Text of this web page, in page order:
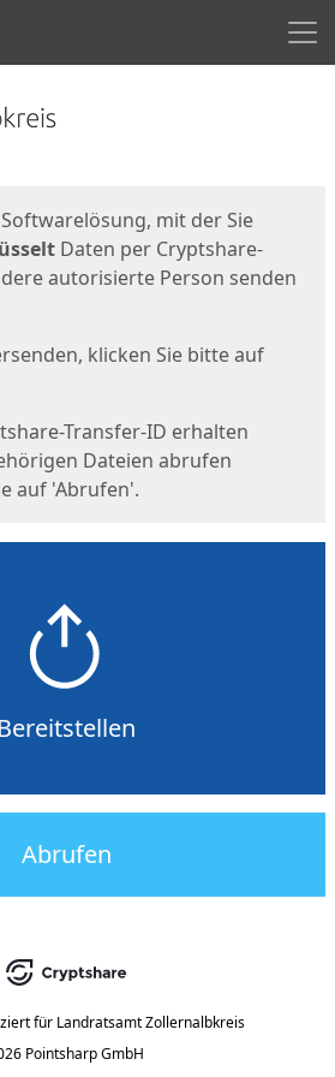
mit der Sie
Daten per Cryptshare-
autorisierte Person senden
klicken Sie bitte auf
Transfer-ID erhalten
Dateien abrufen
auf 'Abrufen'.
Bereitstellen
Abrufen
für Landratsamt Zollernalbkreis
Pointsharp GmbH